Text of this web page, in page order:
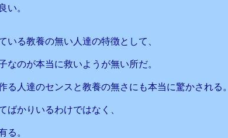
い。
いる教養の無い人達の特徴として、
なのが本当に救いようが無い所だ。
人達のセンスと教養の無さにも本当に驚かされる。
ばかりいるわけではなく、
る。